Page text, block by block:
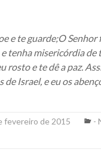
e te guarde;O
tenha misericórdia de
rosto e te dê a paz.
Israel, e eu os
fevereiro de 2015
-